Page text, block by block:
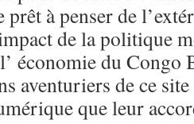
à penser de
de la politique
économie du
aventuriers de ce
que leur